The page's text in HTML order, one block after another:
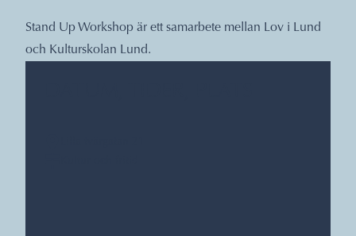
Stand Up Workshop är ett samarbete mellan Lov i Lund
och Kulturskolan Lund.